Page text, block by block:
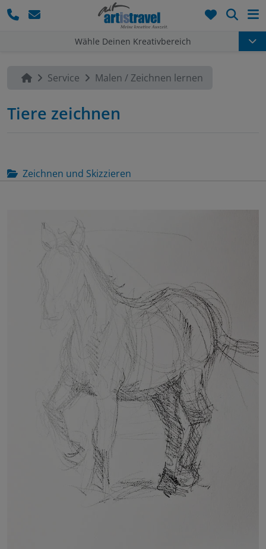
Wähle Deinen Kreativbereich
Service Malen / Zeichnen lernen
Tiere zeichnen
Zeichnen und Skizzieren